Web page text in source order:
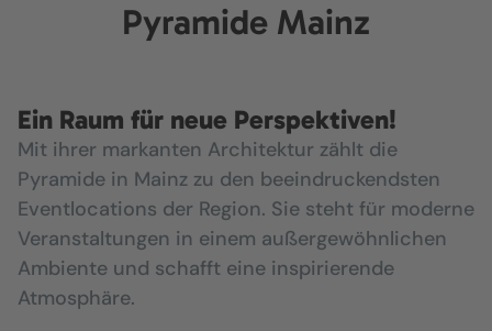
Pyramide Mainz
Ein Raum für neue Perspektiven!
Mit ihrer markanten Architektur zählt die
Pyramide in Mainz zu den beeindruckendsten
Eventlocations der Region. Sie steht für moderne
Veranstaltungen in einem außergewöhnlichen
Ambiente und schafft eine inspirierende
Atmosphäre.